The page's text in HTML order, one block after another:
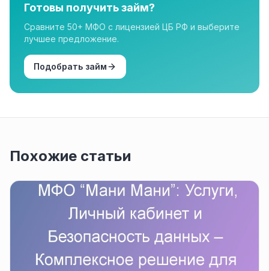
Готовы получить займ?
Сравните 50+ МФО с лицензией ЦБ РФ и выберите
лучшее предложение.
Подобрать займ
Похожие статьи